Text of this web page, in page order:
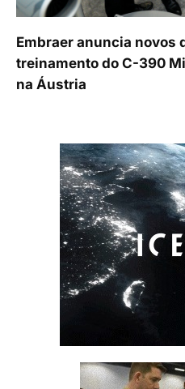
Embraer anuncia novos
treinamento do C-390
na Áustria